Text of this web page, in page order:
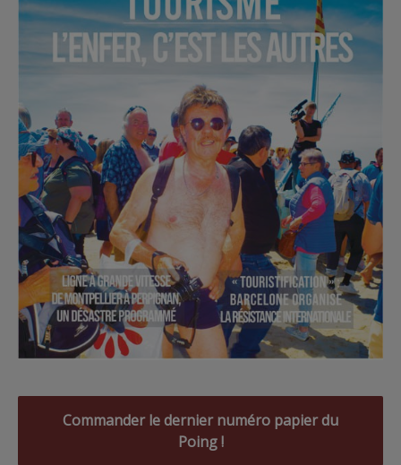
Commander le dernier numéro papier du
Poing !